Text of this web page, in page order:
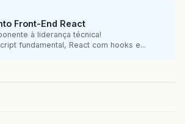
Front-End React
à liderança técnica!
fundamental, React com hooks e...